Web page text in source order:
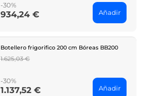
-30%
Price
934,24 € Añadir
Botellero frigorifico 200 cm Bóreas BB200
Regular
1.625,03 €
-30%
Price
1.137,52 € Añadir